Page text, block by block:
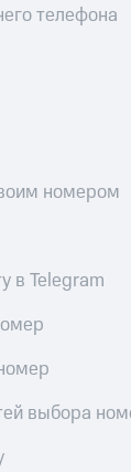
телефона
номером
в Telegram
выбора